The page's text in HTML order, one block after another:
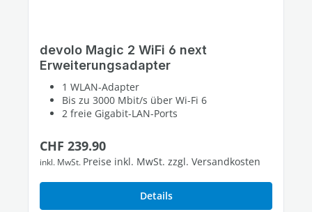
devolo Magic 2 WiFi 6 next
Erweiterungsadapter
1 WLAN-Adapter
Bis zu 3000 Mbit/s über Wi-Fi 6
2 freie Gigabit-LAN-Ports
Regulärer Preis:
CHF 239.90
inkl. MwSt. Preise inkl. MwSt. zzgl. Versandkosten
Details